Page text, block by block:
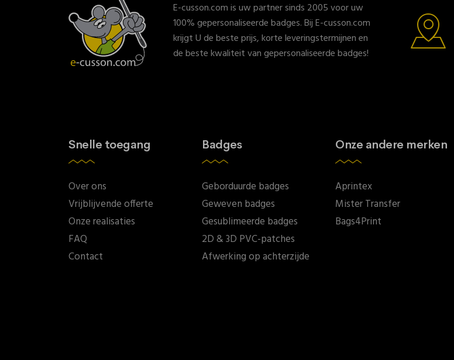
E-cusson.com is uw partner sinds 2005 voor uw
100% gepersonaliseerde badges. Bij E-cusson.com
krijgt U de beste prijs, korte leveringstermijnen en
de beste kwaliteit van gepersonaliseerde badges!
Snelle toegang
Over ons
Vrijblijvende offerte
Onze realisaties
FAQ
Contact
Badges
Geborduurde badges
Geweven badges
Gesublimeerde badges
2D & 3D PVC-patches
Afwerking op achterzijde
Onze andere merken
Aprintex
Mister Transfer
Bags4Print